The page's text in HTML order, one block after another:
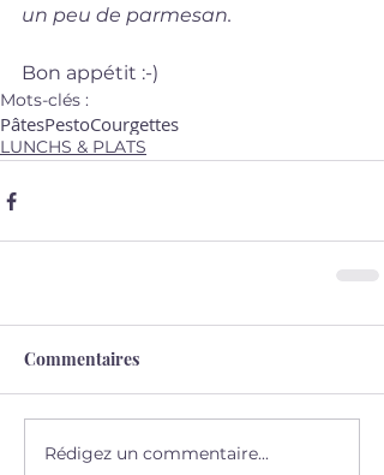
un peu de parmesan.
Bon appétit :-)
Mots-clés :
PâtesPestoCourgettes
LUNCHS & PLATS
Commentaires
Rédigez un commentaire...